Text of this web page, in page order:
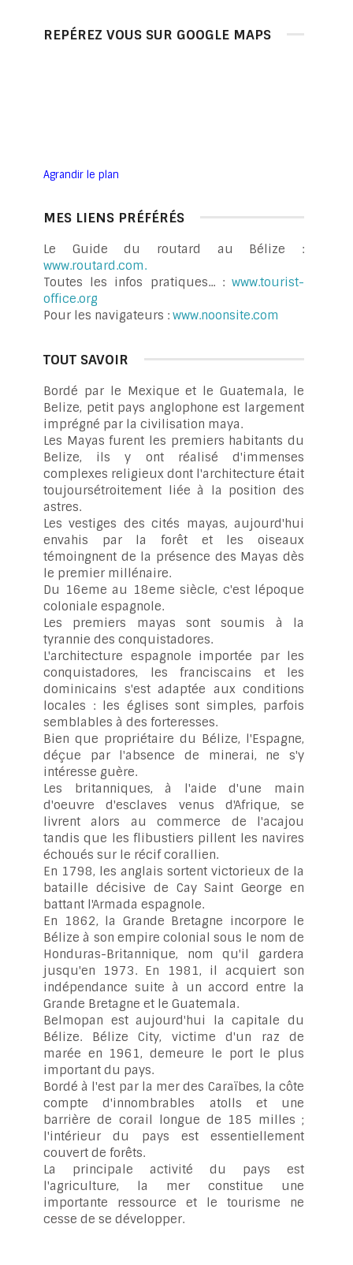
REPÉREZ VOUS SUR GOOGLE MAPS
Agrandir le plan
MES LIENS PRÉFÉRÉS
Le Guide du routard au Bélize :
www.routard.com.
Toutes les infos pratiques... : www.tourist-
office.org
Pour les navigateurs : www.noonsite.com
TOUT SAVOIR
Bordé par le Mexique et le Guatemala, le
Belize, petit pays anglophone est largement
imprégné par la civilisation maya.
Les Mayas furent les premiers habitants du
Belize, ils y ont réalisé d'immenses
complexes religieux dont l'architecture était
toujoursétroitement liée à la position des
astres.
Les vestiges des cités mayas, aujourd'hui
envahis par la forêt et les oiseaux
témoingnent de la présence des Mayas dès
le premier millénaire.
Du 16eme au 18eme siècle, c'est lépoque
coloniale espagnole.
Les premiers mayas sont soumis à la
tyrannie des conquistadores.
L'architecture espagnole importée par les
conquistadores, les franciscains et les
dominicains s'est adaptée aux conditions
locales : les églises sont simples, parfois
semblables à des forteresses.
Bien que propriétaire du Bélize, l'Espagne,
déçue par l'absence de minerai, ne s'y
intéresse guère.
Les britanniques, à l'aide d'une main
d'oeuvre d'esclaves venus d'Afrique, se
livrent alors au commerce de l'acajou
tandis que les flibustiers pillent les navires
échoués sur le récif corallien.
En 1798, les anglais sortent victorieux de la
bataille décisive de Cay Saint George en
battant l'Armada espagnole.
En 1862, la Grande Bretagne incorpore le
Bélize à son empire colonial sous le nom de
Honduras-Britannique, nom qu'il gardera
jusqu'en 1973. En 1981, il acquiert son
indépendance suite à un accord entre la
Grande Bretagne et le Guatemala.
Belmopan est aujourd'hui la capitale du
Bélize. Bélize City, victime d'un raz de
marée en 1961, demeure le port le plus
important du pays.
Bordé à l'est par la mer des Caraïbes, la côte
compte d'innombrables atolls et une
barrière de corail longue de 185 milles ;
l'intérieur du pays est essentiellement
couvert de forêts.
La principale activité du pays est
l'agriculture, la mer constitue une
importante ressource et le tourisme ne
cesse de se développer.